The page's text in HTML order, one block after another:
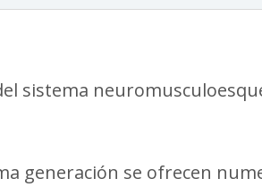
sistema
generación se ofrecen